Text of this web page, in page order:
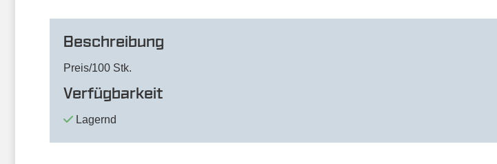
Beschreibung
Preis/100 Stk.
Verfügbarkeit
Lagernd